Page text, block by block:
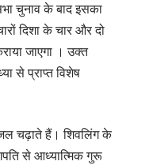
चुनाव के बाद इसका
दिशा के चार और दो
जाएगा । उक्त
से प्राप्त विशेष
जल चढ़ाते हैं। शिवलिंग के
से आध्यात्मिक गुरू